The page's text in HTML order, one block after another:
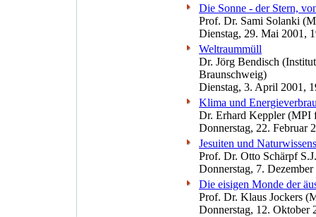
Die Sonne - der Stern,
Prof. Dr. Sami Solanki
Dienstag, 29. Mai 2001,
Weltraummüll
Dr. Jörg Bendisch
Braunschweig)
Dienstag, 3. April 2001,
Klima und
Dr. Erhard Keppler (MPI
Donnerstag, 22. Februar
Jesuiten und
Prof. Dr. Otto Schärpf
Donnerstag, 7.
Die eisigen Monde der
Prof. Dr. Klaus Jockers
Donnerstag, 12. Oktober